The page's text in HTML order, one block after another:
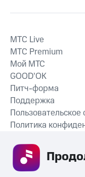
MTС Live
MTС Premium
Мой МТС
GOOD’OK
Питч-форма
Поддержка
Пользовательское
Политика